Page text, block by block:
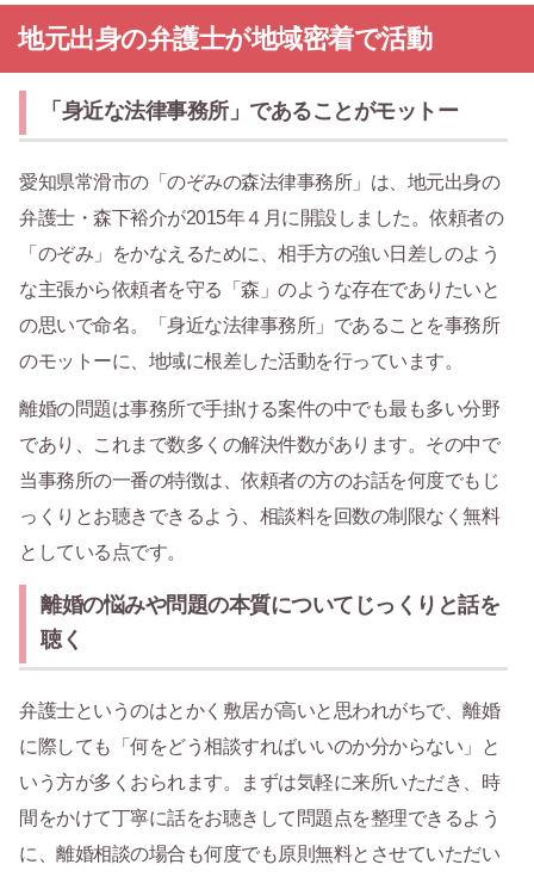
地元出身の弁護士が地域密着で活動
「身近な法律事務所」であることがモットー
愛知県常滑市の「のぞみの森法律事務所」は、地元出身の
弁護士・森下裕介が2015年４月に開設しました。依頼者の
「のぞみ」をかなえるために、相手方の強い日差しのよう
な主張から依頼者を守る「森」のような存在でありたいと
の思いで命名。「身近な法律事務所」であることを事務所
のモットーに、地域に根差した活動を行っています。
離婚の問題は事務所で手掛ける案件の中でも最も多い分野
であり、これまで数多くの解決件数があります。その中で
当事務所の一番の特徴は、依頼者の方のお話を何度でもじ
っくりとお聴きできるよう、相談料を回数の制限なく無料
としている点です。
離婚の悩みや問題の本質についてじっくりと話を
聴く
弁護士というのはとかく敷居が高いと思われがちで、離婚
に際しても「何をどう相談すればいいのか分からない」と
いう方が多くおられます。まずは気軽に来所いただき、時
間をかけて丁寧に話をお聴きして問題点を整理できるよう
に、離婚相談の場合も何度でも原則無料とさせていただい